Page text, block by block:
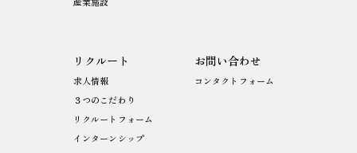
リクルート
求人情報
３つのこだわり
リクルートフォーム
インターンシップ
お問い合わせ
コンタクトフォーム